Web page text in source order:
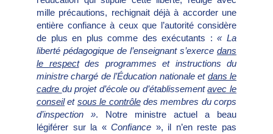
mille précautions, rechignait déjà à accorder une
entière confiance à ceux que l’autorité considère
de plus en plus comme des exécutants :« La
liberté pédagogique de l’enseignant s’exerce dans
le respectdes programmes et instructions du
ministre chargé de l’Éducation nationale et dans le
cadre du projet d’école ou d’établissementavec le
conseilet sous le contrôledes membres du corps
d’inspection ». Notre ministre actuel a beau
légiférer sur la «Confiance », il n’en reste pas